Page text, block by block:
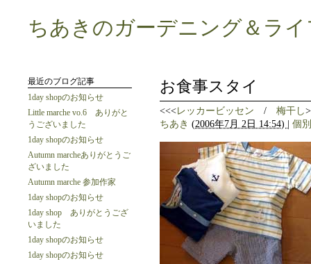
ちあきのガーデニング＆ライ
お食事スタイ
<<<レッカービッセン / 梅干し
ちあき (2006年7月 2日 14:54) | 個
最近のブログ記事
1day shopのお知らせ
Little marche vo.6 ありがと
うございました
1day shopのお知らせ
Autumn marcheありがとうご
ざいました
Autumn marche 参加作家
1day shopのお知らせ
1day shop ありがとうござ
いました
1day shopのお知らせ
1day shopのお知らせ